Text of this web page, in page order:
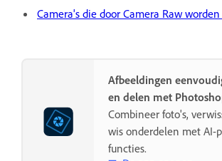
Camera's die door Camera Raw
Afbeeldingen
en delen met
Combineer foto's,
wis onderdelen met AI-
functies.